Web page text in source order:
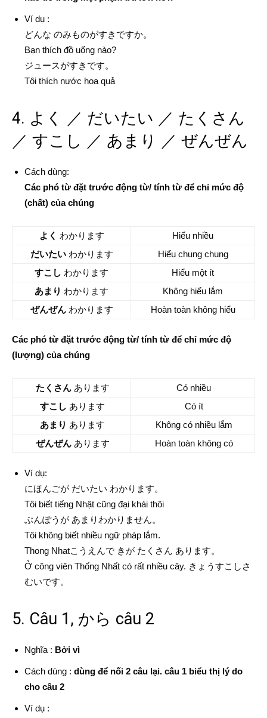
Ví dụ :
どんな のみものがすきですか。
Bạn thích đồ uống nào?
ジュースがすきです。
Tôi thích nước hoa quả
4. よく ／ だいたい ／ たくさん
／ すこし ／ あまり ／ ぜんぜん
Cách dùng:
Các phó từ đặt trước động từ/ tính từ để chỉ mức độ
(chất) của chúng
よく わかります
Hiểu nhiều
だいたい わかります
Hiểu chung chung
すこし わかります
Hiểu một ít
あまり わかります
Không hiểu lắm
ぜんぜんわかります Hoàn toàn không hiểu
Các phó từ đặt trước động từ/ tính từ để chỉ mức độ
(lượng) của chúng
たくさんあります
Có nhiều
すこし あります
Có ít
あまり あります
Không có nhiều lắm
ぜんぜんあります Hoàn toàn không có
Ví dụ:
にほんごが だいたい わかります。
Tôi biết tiếng Nhật cũng đại khái thôi
ぶんぽうが あまりわかりません。
Tôi không biết nhiều ngữ pháp lắm.
Thong Nhatこうえんで きが たくさん あります。
Ở công viên Thống Nhất có rất nhiều cây. きょうすこしさ
むいです。
5. Câu 1, から câu 2
Nghĩa : Bởi vì
Cách dùng : dùng để nối 2 câu lại. câu 1 biểu thị lý do
cho câu 2
Ví dụ :